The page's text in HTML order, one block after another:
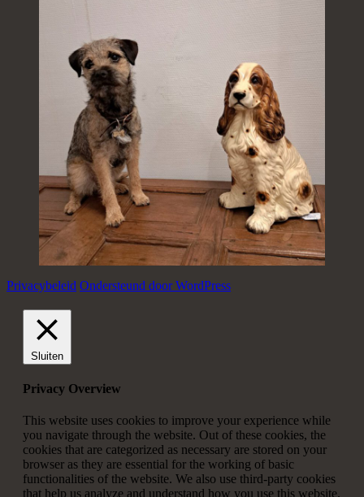
Privacybeleid Ondersteund door WordPress
Sluiten
Privacy Overview
This website uses cookies to improve your experience while
you navigate through the website. Out of these cookies, the
cookies that are categorized as necessary are stored on your
browser as they are essential for the working of basic
functionalities of the website. We also use third-party cookies
that help us analyze and understand how you use this website.